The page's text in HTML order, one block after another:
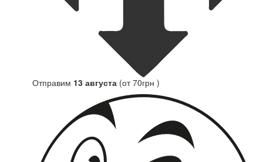
Отправим 13 августа (от 70грн )